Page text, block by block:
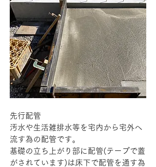
先行配管
汚水や生活雑排水等を宅内から宅外へ
流す為の配管です。
基礎の立ち上がり部に配管(テープで蓋
がされています)は床下で配管を通す為